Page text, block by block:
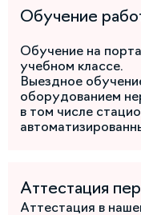
Обучение
Обучение на
учебном классе.
Выездное
оборудованием
в том числе
Аттестация
Аттестация в